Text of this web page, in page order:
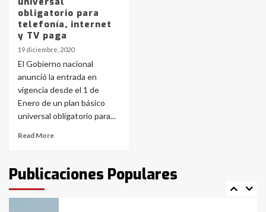
obligatorio para
telefonía, internet
y TV paga
19 diciembre, 2020
El Gobierno nacional
anunció la entrada en
vigencia desde el 1 de
Enero de un plan básico
universal obligatorio para...
Read More
Publicaciones Populares
5
Los precios de los combustibles en
6
La Bolsa de Cereales de Bahía
Blanca anticipa que Agosto vendrá
con lluvias y heladas, en gran parte
de la provincia
fueron detenidos por
comercialización de drogas en la
tarde del sábado